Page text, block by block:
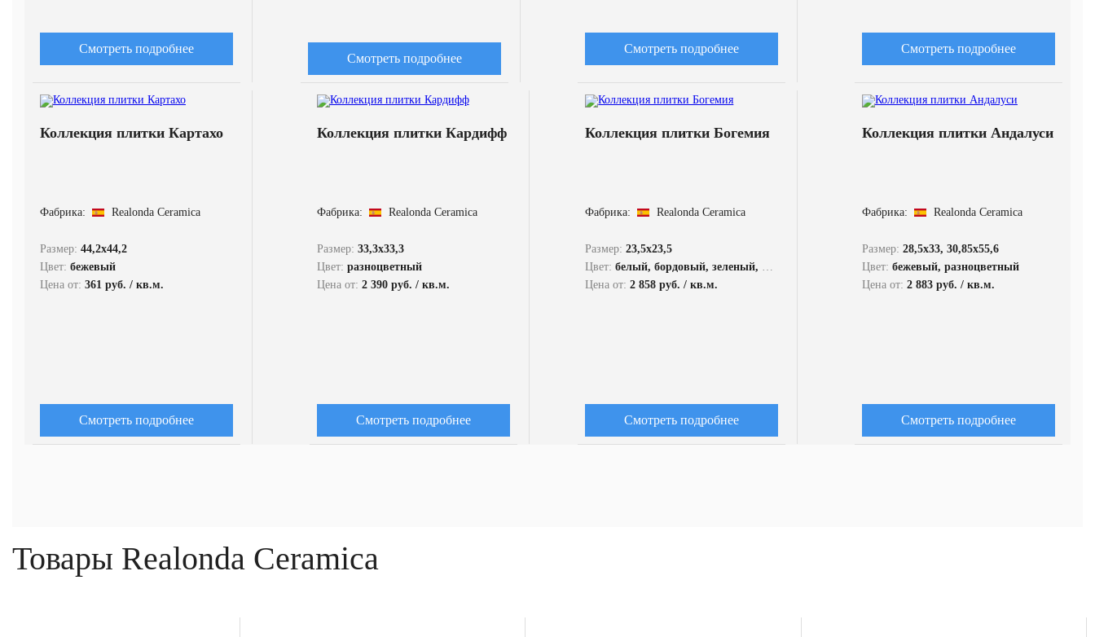
Смотреть подробнее
Смотреть подробнее
Смотреть подробнее Смотреть подробнее
Коллекция плитки Картахо
Фабрика: Realonda Ceramica
Размер: 44,2x44,2
Цвет: бежевый
Цена от: 361 руб. / кв.м.
Смотреть подробнее
Коллекция плитки Кардифф
Фабрика: Realonda Ceramica
Размер: 33,3x33,3
Цвет: разноцветный
Цена от: 2 390 руб. / кв.м.
Смотреть подробнее
Коллекция плитки Богемия
Фабрика: Realonda Ceramica
Размер:23,5x23,5
Цвет:белый, бордовый, зеленый, коричневый, синий, черный
Цена от:2 858 руб. / кв.м.
Смотреть подробнее
Коллекция плитки Андалуси
Фабрика: Realonda Ceramica
Размер: 28,5x33, 30,85x55,6
Цвет: бежевый, разноцветный
Цена от: 2 883 руб. / кв.м.
Смотреть подробнее
Товары Realonda Ceramica